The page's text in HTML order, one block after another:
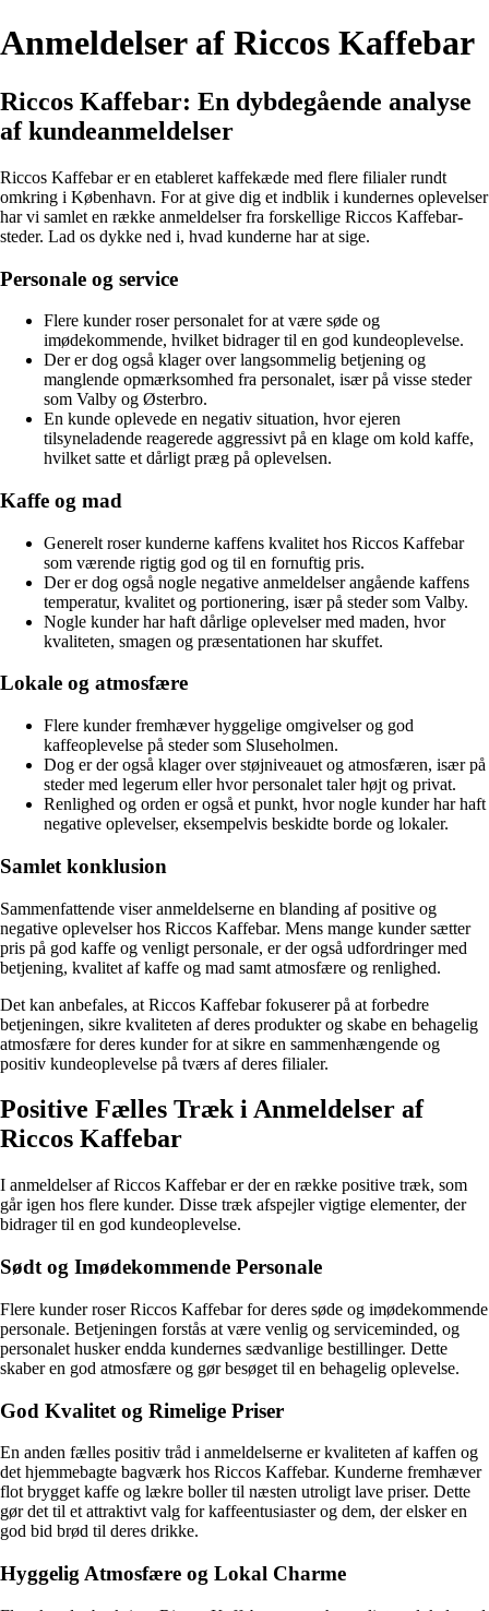
Anmeldelser af Riccos Kaffebar
Riccos Kaffebar: En dybdegående analyse
af kundeanmeldelser
Riccos Kaffebar er en etableret kaffekæde med flere filialer rundt
omkring i København. For at give dig et indblik i kundernes oplevelser
har vi samlet en række anmeldelser fra forskellige Riccos Kaffebar-
steder. Lad os dykke ned i, hvad kunderne har at sige.
Personale og service
Flere kunder roser personalet for at være søde og
imødekommende, hvilket bidrager til en god kundeoplevelse.
Der er dog også klager over langsommelig betjening og
manglende opmærksomhed fra personalet, især på visse steder
som Valby og Østerbro.
En kunde oplevede en negativ situation, hvor ejeren
tilsyneladende reagerede aggressivt på en klage om kold kaffe,
hvilket satte et dårligt præg på oplevelsen.
Kaffe og mad
Generelt roser kunderne kaffens kvalitet hos Riccos Kaffebar
som værende rigtig god og til en fornuftig pris.
Der er dog også nogle negative anmeldelser angående kaffens
temperatur, kvalitet og portionering, især på steder som Valby.
Nogle kunder har haft dårlige oplevelser med maden, hvor
kvaliteten, smagen og præsentationen har skuffet.
Lokale og atmosfære
Flere kunder fremhæver hyggelige omgivelser og god
kaffeoplevelse på steder som Sluseholmen.
Dog er der også klager over støjniveauet og atmosfæren, især på
steder med legerum eller hvor personalet taler højt og privat.
Renlighed og orden er også et punkt, hvor nogle kunder har haft
negative oplevelser, eksempelvis beskidte borde og lokaler.
Samlet konklusion
Sammenfattende viser anmeldelserne en blanding af positive og
negative oplevelser hos Riccos Kaffebar. Mens mange kunder sætter
pris på god kaffe og venligt personale, er der også udfordringer med
betjening, kvalitet af kaffe og mad samt atmosfære og renlighed.
Det kan anbefales, at Riccos Kaffebar fokuserer på at forbedre
betjeningen, sikre kvaliteten af deres produkter og skabe en behagelig
atmosfære for deres kunder for at sikre en sammenhængende og
positiv kundeoplevelse på tværs af deres filialer.
Positive Fælles Træk i Anmeldelser af
Riccos Kaffebar
I anmeldelser af Riccos Kaffebar er der en række positive træk, som
går igen hos flere kunder. Disse træk afspejler vigtige elementer, der
bidrager til en god kundeoplevelse.
Sødt og Imødekommende Personale
Flere kunder roser Riccos Kaffebar for deres søde og imødekommende
personale. Betjeningen forstås at være venlig og serviceminded, og
personalet husker endda kundernes sædvanlige bestillinger. Dette
skaber en god atmosfære og gør besøget til en behagelig oplevelse.
God Kvalitet og Rimelige Priser
En anden fælles positiv tråd i anmeldelserne er kvaliteten af kaffen og
det hjemmebagte bagværk hos Riccos Kaffebar. Kunderne fremhæver
flot brygget kaffe og lækre boller til næsten utroligt lave priser. Dette
gør det til et attraktivt valg for kaffeentusiaster og dem, der elsker en
god bid brød til deres drikke.
Hyggelig Atmosfære og Lokal Charme